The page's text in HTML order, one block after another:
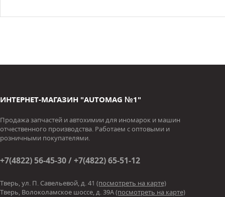
ИНТЕРНЕТ-МАГАЗИН "AUTOMAG №1"
Продажа запчастей и автохимии для иномарок и машин
отчественного производства. Работаем с оптовыми и
розничными покупателями.
+7(4822) 56-45-30 / +7(4822) 65-51-12
Тверь, ул. П. Савельевой, д. 41 (посмотреть на карте)
Тверь, Волоколамское шоссе, д. 39А(посмотреть на карте)